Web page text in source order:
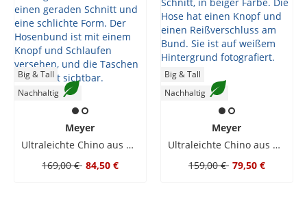
Big & Tall
Nachhaltig
Meyer
Ultraleichte Chino aus Bio-Baumwolle mit Dehnbund
169,00 € 84,50 €
Big & Tall
Nachhaltig
Meyer
Ultraleichte Chino aus Bio-Baumwolle mit Dehnbund
159,00 € 79,50 €